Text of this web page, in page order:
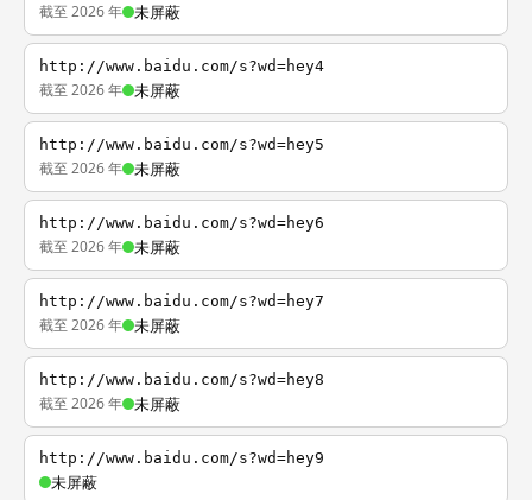
截至 2026 年 未屏蔽
http://www.baidu.com/s?wd=hey4
截至 2026 年 未屏蔽
http://www.baidu.com/s?wd=hey5
截至 2026 年 未屏蔽
http://www.baidu.com/s?wd=hey6
截至 2026 年 未屏蔽
http://www.baidu.com/s?wd=hey7
截至 2026 年 未屏蔽
http://www.baidu.com/s?wd=hey8
截至 2026 年 未屏蔽
http://www.baidu.com/s?wd=hey9
未屏蔽